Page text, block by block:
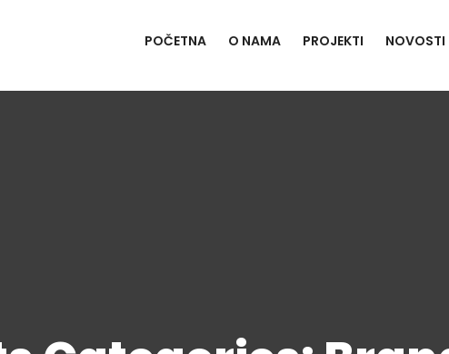
POČETNA O NAMA PROJEKTI NOVOSTI